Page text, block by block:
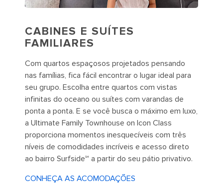
CABINES E SUÍTES
FAMILIARES
Com quartos espaçosos projetados pensando
nas famílias, fica fácil encontrar o lugar ideal para
seu grupo. Escolha entre quartos com vistas
infinitas do oceano ou suítes com varandas de
ponta a ponta. E se você busca o máximo em luxo,
a Ultimate Family Townhouse on Icon Class
proporciona momentos inesquecíveis com três
níveis de comodidades incríveis e acesso direto
ao bairro Surfside℠ a partir do seu pátio privativo.
CONHEÇA AS ACOMODAÇÕES